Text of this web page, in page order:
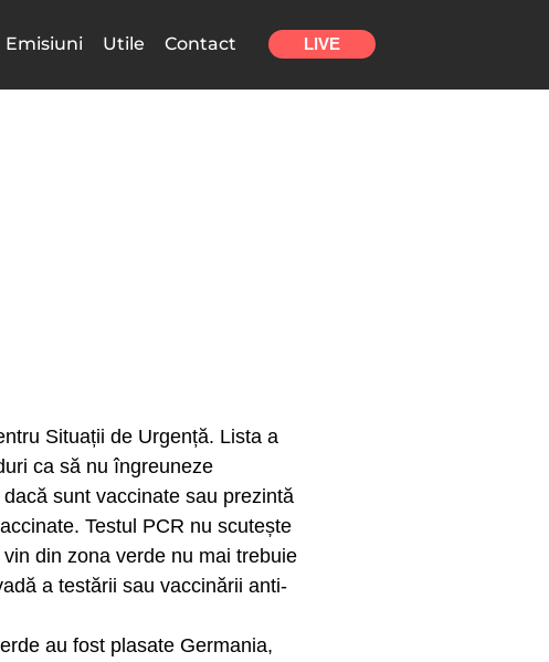
Emisiuni Utile Contact LIVE
Situații de Urgență. Lista a
ca să nu îngreuneze
sunt vaccinate sau prezintă
Testul PCR nu scutește
din zona verde nu mai trebuie
a testării sau vaccinării anti-
au fost plasate Germania,